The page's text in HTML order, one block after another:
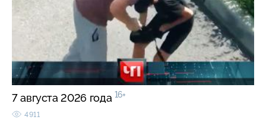
7 августа 2026 года 16+
4911